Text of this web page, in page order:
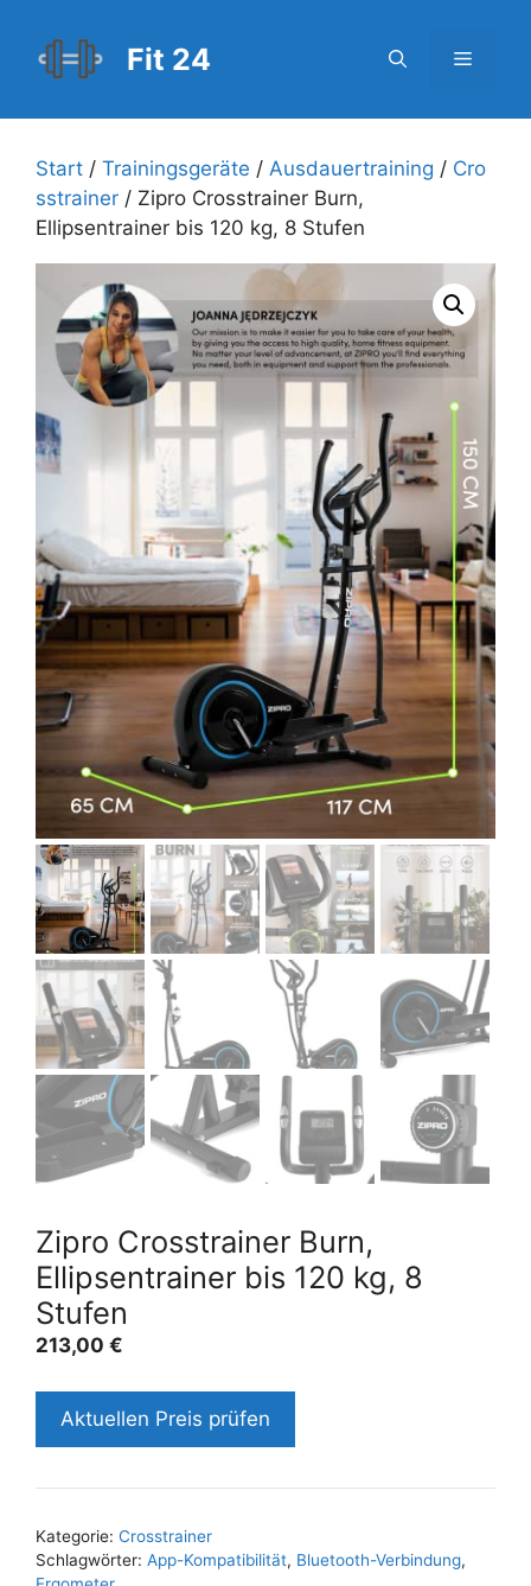
Inhalt
springen
Fit 24 Menü
Start / Trainingsgeräte / Ausdauertraining / Cro
sstrainer / Zipro Crosstrainer Burn,
Ellipsentrainer bis 120 kg, 8 Stufen
Zipro Crosstrainer Burn,
Ellipsentrainer bis 120 kg, 8
Stufen
213,00 €
Aktuellen Preis prüfen
Kategorie: Crosstrainer
Schlagwörter: App-Kompatibilität, Bluetooth-Verbindung,